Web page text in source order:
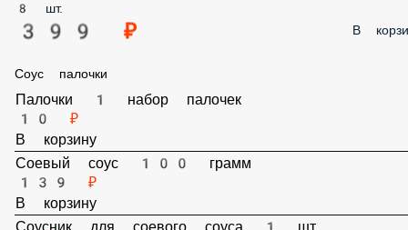
8 шт.
399 ₽ В
Соус палочки
Палочки 1 набор палочек
10 ₽
В корзину
Соевый соус 100 грамм
139 ₽
В корзину